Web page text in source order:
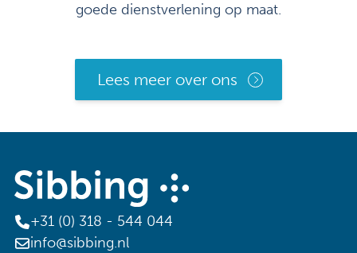
goede dienstverlening op maat.
Lees meer over ons
+31 (0) 318 - 544 044
info@sibbing.nl